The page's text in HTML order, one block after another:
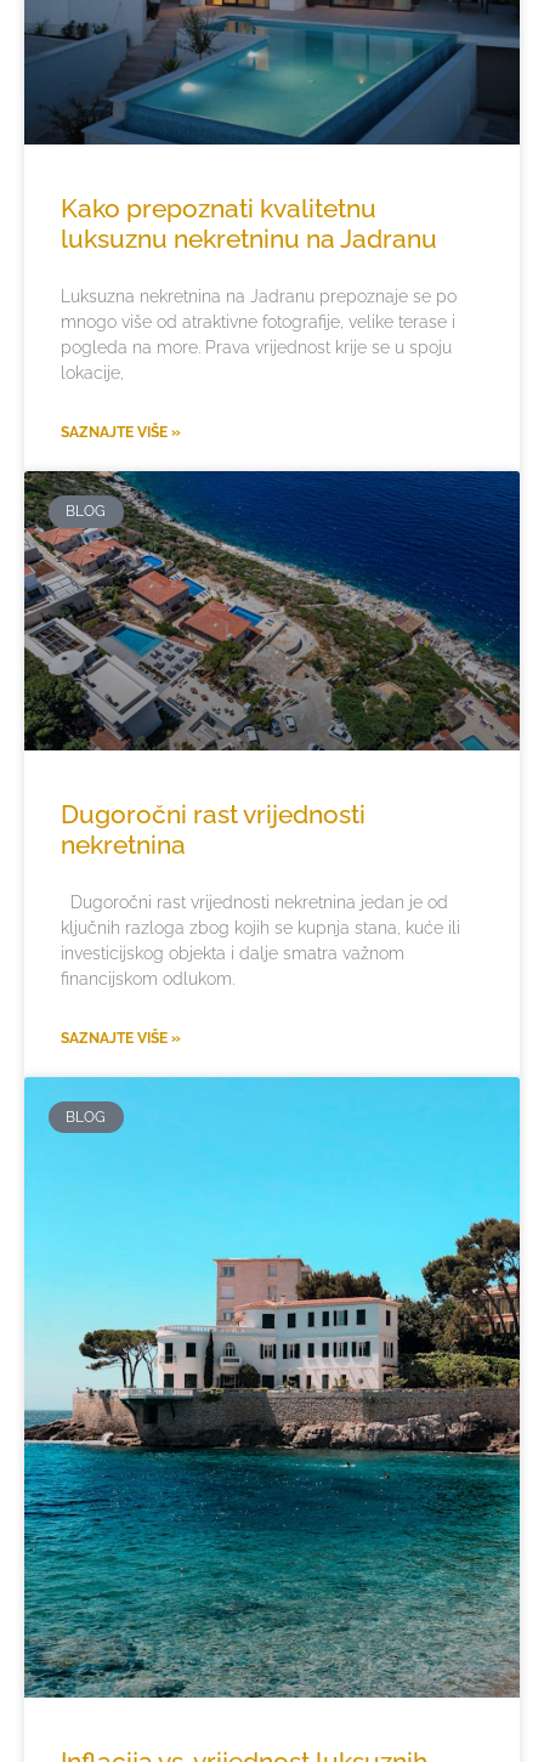
Kako prepoznati kvalitetnu
luksuznu nekretninu na Jadranu
Luksuzna nekretnina na Jadranu prepoznaje se po
mnogo više od atraktivne fotografije, velike terase i
pogleda na more. Prava vrijednost krije se u spoju
lokacije,
SAZNAJTE VIŠE »
BLOG
Dugoročni rast vrijednosti
nekretnina
Dugoročni rast vrijednosti nekretnina jedan je od
ključnih razloga zbog kojih se kupnja stana, kuće ili
investicijskog objekta i dalje smatra važnom
financijskom odlukom.
SAZNAJTE VIŠE »
BLOG